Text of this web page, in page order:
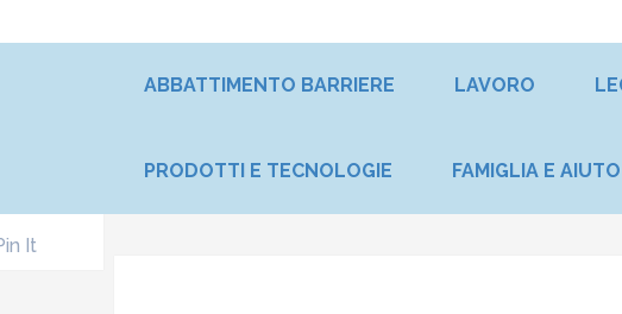
ABBATTIMENTO BARRIERE LAVORO
PRODOTTI E TECNOLOGIE FAMIGLIA E AIUTO
It